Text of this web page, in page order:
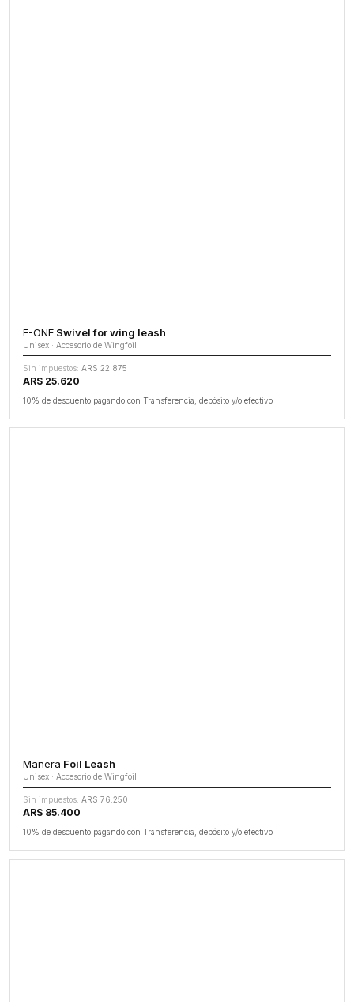
F-ONE Swivel for wing leash
Unisex · Accesorio de Wingfoil
Sin impuestos: ARS 22.875
ARS 25.620
10% de descuento pagando con Transferencia, depósito y/o efectivo
Manera Foil Leash
Unisex · Accesorio de Wingfoil
Sin impuestos: ARS 76.250
ARS 85.400
10% de descuento pagando con Transferencia, depósito y/o efectivo